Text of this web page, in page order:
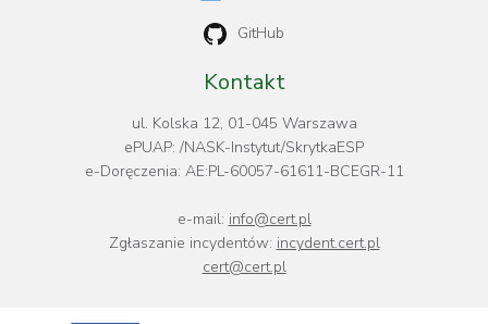
GitHub
Kontakt
ul. Kolska 12, 01-045 Warszawa
ePUAP: /NASK-Instytut/SkrytkaESP
e-Doręczenia: AE:PL-60057-61611-BCEGR-11
e-mail: info@cert.pl
Zgłaszanie incydentów: incydent.cert.pl
cert@cert.pl